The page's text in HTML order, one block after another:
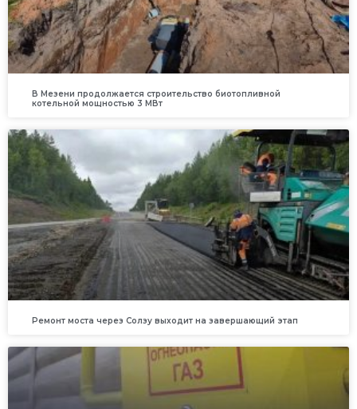
В Мезени продолжается строительство биотопливной
котельной мощностью 3 МВт
Ремонт моста через Солзу выходит на завершающий этап